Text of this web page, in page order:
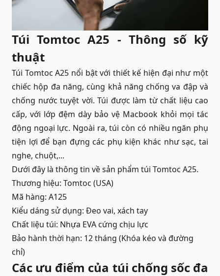
Túi Tomtoc A25 - Thông số kỹ
thuật
Túi Tomtoc A25 nổi bật với thiết kế hiện đại như một
chiếc hộp đa năng, cùng khả năng chống va đập và
chống nước tuyệt vời. Túi được làm từ chất liệu cao
cấp, với lớp đệm dày bảo vệ Macbook khỏi mọi tác
động ngoại lực. Ngoài ra, túi còn có nhiều ngăn phụ
tiện lợi để bạn đựng các phụ kiện khác như sạc, tai
nghe, chuột,...
Dưới đây là thông tin về sản phẩm túi Tomtoc A25.
Thương hiệu: Tomtoc (USA)
Mã hàng: A125
Kiểu dáng sử dụng: Đeo vai, xách tay
Chất liệu túi: Nhựa EVA cứng chịu lực
Bảo hành thời hạn: 12 tháng (Khóa kéo và đường
chỉ)
Các ưu điểm của túi chống sốc đa